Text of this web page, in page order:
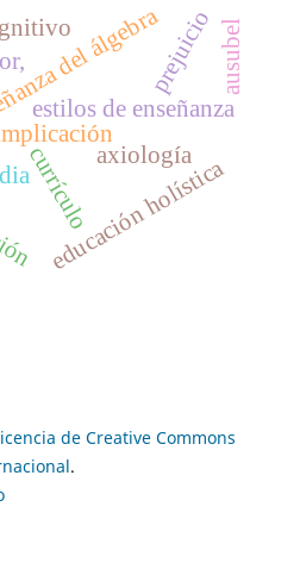
currículo axiología
del álgebra
educación holística
estilos de enseñanza
prejuicioausubel
de Creative Commons
.